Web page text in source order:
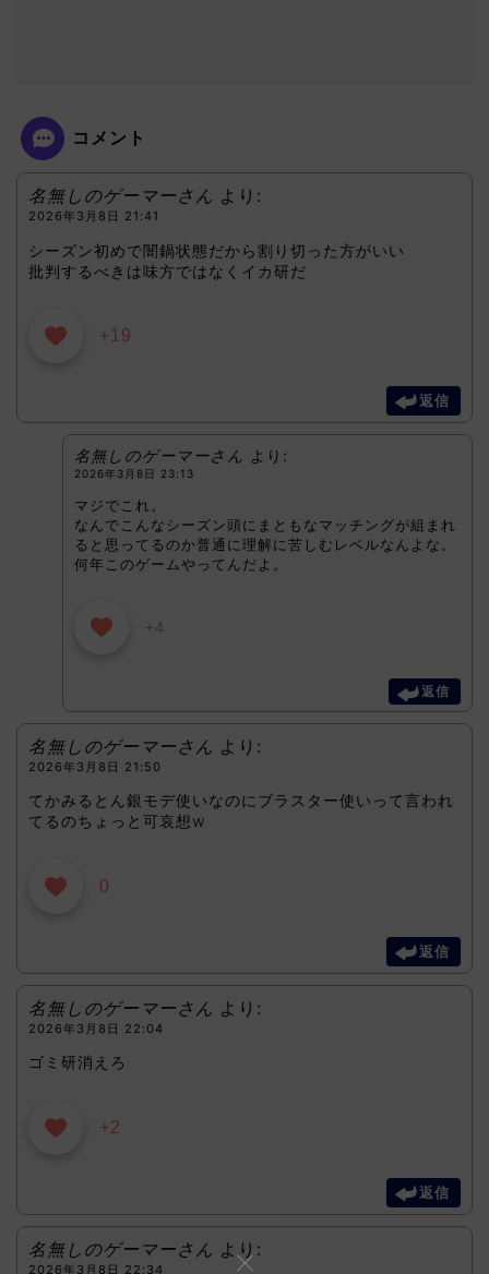
コメント
名無しのゲーマーさん より:
2026年3月8日 21:41
シーズン初めで闇鍋状態だから割り切った方がいい
批判するべきは味方ではなくイカ研だ
+19
返信
名無しのゲーマーさん より:
2026年3月8日 23:13
マジでこれ。
なんでこんなシーズン頭にまともなマッチングが組まれ
ると思ってるのか普通に理解に苦しむレベルなんよな。
何年このゲームやってんだよ。
+4
返信
名無しのゲーマーさん より:
2026年3月8日 21:50
てかみるとん銀モデ使いなのにブラスター使いって言われ
てるのちょっと可哀想w
0
返信
名無しのゲーマーさん より:
2026年3月8日 22:04
ゴミ研消えろ
+2
返信
名無しのゲーマーさん より:
2026年3月8日 22:34